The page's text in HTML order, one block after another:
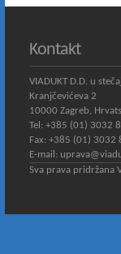
Kontakt
VIADUKT D.D. u
Kranjčevićeva 2
10000 Zagreb,
Tel: +385 (01) 3032
Fax: +385 (01) 3032
E-mail:
Sva prava pridržana